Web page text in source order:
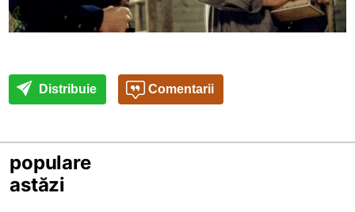
Distribuie Comentarii
populare
astăzi